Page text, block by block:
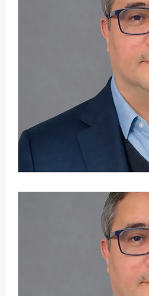
Dama Brasil Summit